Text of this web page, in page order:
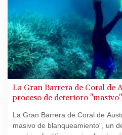
La Gran Barrera de Coral de
proceso de deterioro "masivo"
La Gran Barrera de Coral de
masivo de blanqueamiento", un